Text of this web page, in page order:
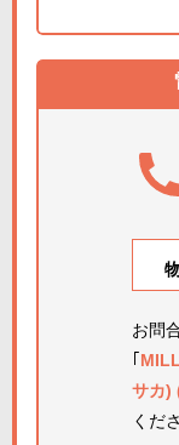
お問
サカ)
くだ